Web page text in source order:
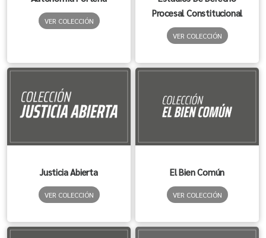
VER COLECCIÓN
Procesal Constitucional
VER COLECCIÓN
Justicia Abierta
VER COLECCIÓN
El Bien Común
VER COLECCIÓN